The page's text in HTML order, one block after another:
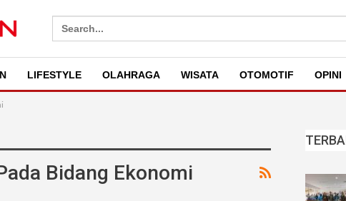
Search
for:
LIFESTYLE OLAHRAGA WISATA OTOMOTIF OPINI
Bidang Ekonomi